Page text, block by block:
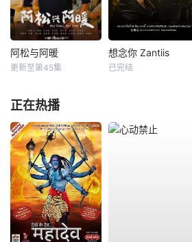
阿松与阿暖
更新至第45集
想念你 Zantiis
已完结
正在热播